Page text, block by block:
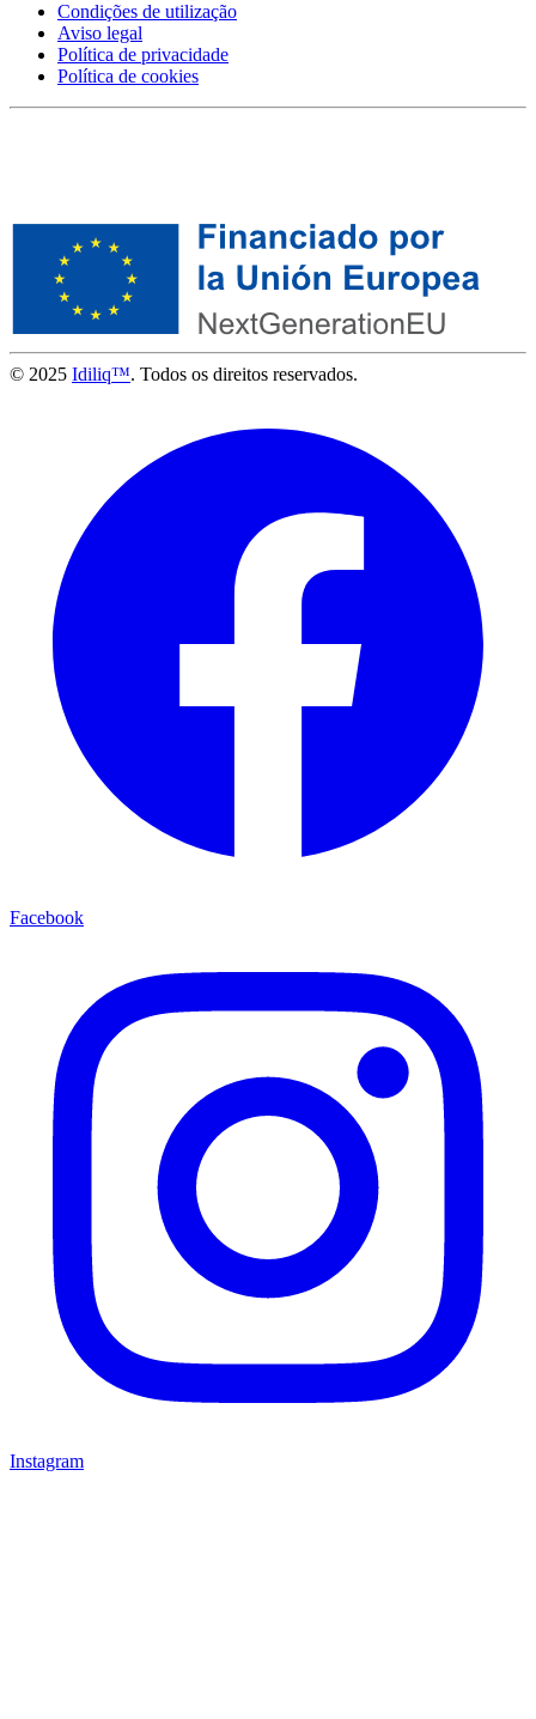
Condições de utilização
Aviso legal
Política de privacidade
Política de cookies
© 2025 Idiliq™. Todos os direitos reservados.
Facebook
Instagram